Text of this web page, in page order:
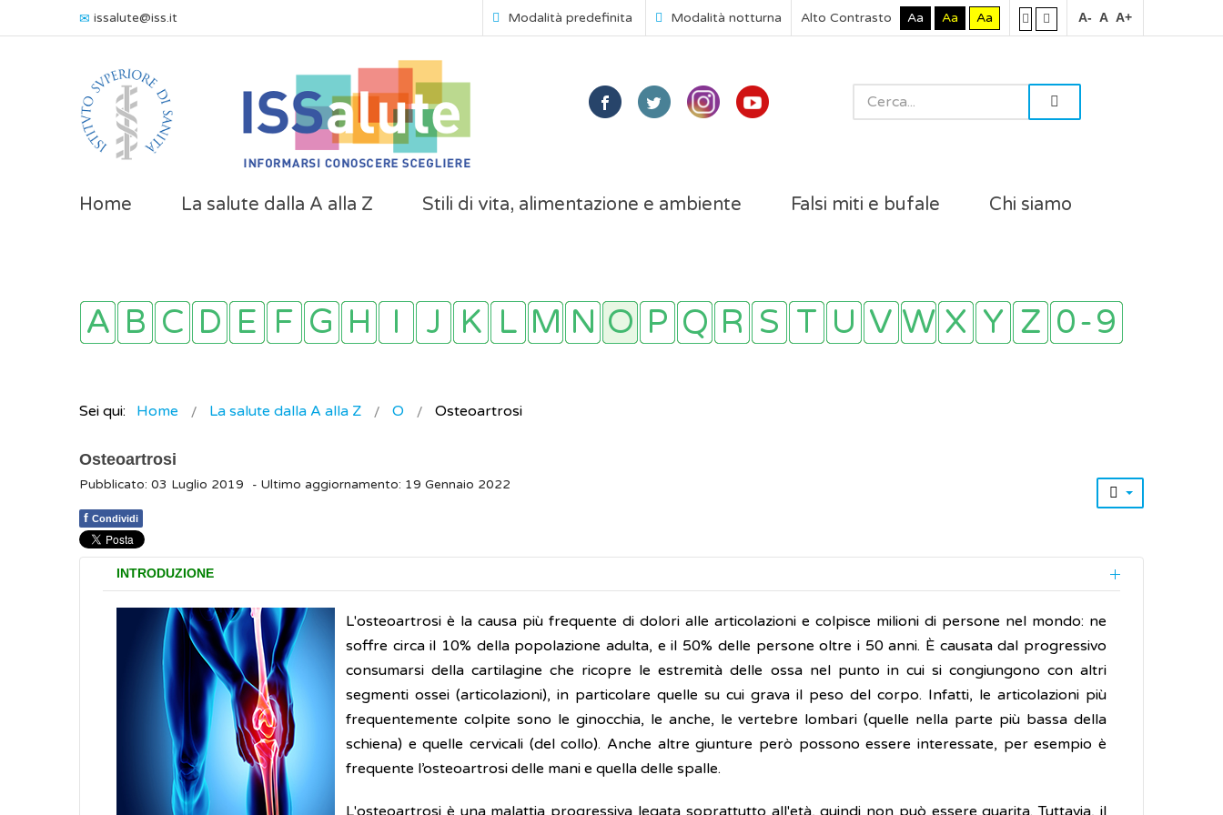
issalute@iss.it Modalità predefinita Modalità notturna Alto Contrasto Aa Aa Aa A- A A+
Home La salute dalla A alla Z Stili di vita, alimentazione e ambiente Falsi miti e bufale Chi siamo
Sei qui: Home La salute dalla A alla Z O Osteoartrosi
Osteoartrosi
Pubblicato: 03 Luglio 2019 - Ultimo aggiornamento: 19 Gennaio 2022
f Condividi
INTRODUZIONE
L'osteoartrosi è la causa più frequente di dolori alle articolazioni e colpisce milioni di persone nel mondo: ne
soffre circa il 10% della popolazione adulta, e il 50% delle persone oltre i 50 anni. È causata dal progressivo
consumarsi della cartilagine che ricopre le estremità delle ossa nel punto in cui si congiungono con altri
segmenti ossei (articolazioni), in particolare quelle su cui grava il peso del corpo. Infatti, le articolazioni più
frequentemente colpite sono le ginocchia, le anche, le vertebre lombari (quelle nella parte più bassa della
schiena) e quelle cervicali (del collo). Anche altre giunture però possono essere interessate, per esempio è
frequente l’osteoartrosi delle mani e quella delle spalle.
L'osteoartrosi è una malattia progressiva legata soprattutto all'età, quindi non può essere guarita. Tuttavia, il